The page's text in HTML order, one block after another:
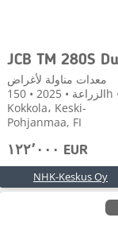
معدات مناولة لأغراض
الزراعة • 2025 • 150h •
Kokkola، Keski-
Pohjanmaa, FI
١٢٢٬٠٠٠ EUR
NHK-Keskus Oy